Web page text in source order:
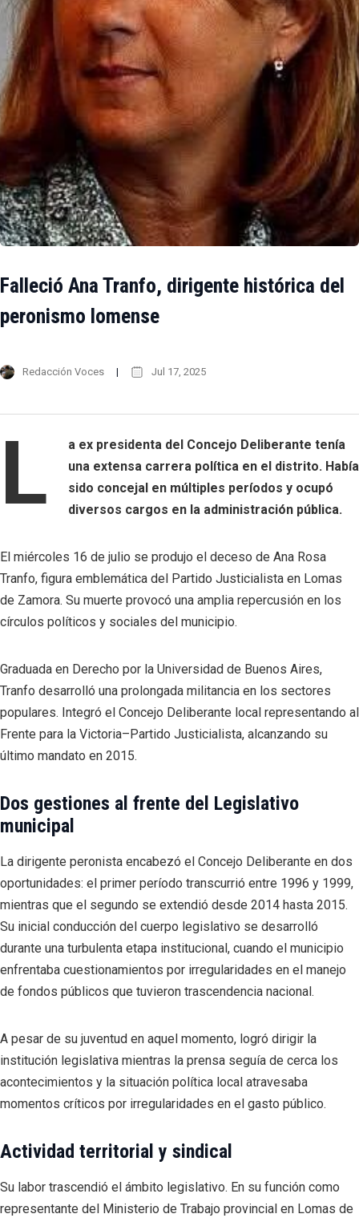
Falleció Ana Tranfo, dirigente histórica del
peronismo lomense
Redacción Voces Jul 17, 2025
L
a ex presidenta del Concejo Deliberante tenía
una extensa carrera política en el distrito. Había
sido concejal en múltiples períodos y ocupó
diversos cargos en la administración pública.
El miércoles 16 de julio se produjo el deceso de Ana Rosa
Tranfo, figura emblemática del Partido Justicialista en Lomas
de Zamora. Su muerte provocó una amplia repercusión en los
círculos políticos y sociales del municipio.
Graduada en Derecho por la Universidad de Buenos Aires,
Tranfo desarrolló una prolongada militancia en los sectores
populares. Integró el Concejo Deliberante local representando al
Frente para la Victoria–Partido Justicialista, alcanzando su
último mandato en 2015.
Dos gestiones al frente del Legislativo
municipal
La dirigente peronista encabezó el Concejo Deliberante en dos
oportunidades: el primer período transcurrió entre 1996 y 1999,
mientras que el segundo se extendió desde 2014 hasta 2015.
Su inicial conducción del cuerpo legislativo se desarrolló
durante una turbulenta etapa institucional, cuando el municipio
enfrentaba cuestionamientos por irregularidades en el manejo
de fondos públicos que tuvieron trascendencia nacional.
A pesar de su juventud en aquel momento, logró dirigir la
institución legislativa mientras la prensa seguía de cerca los
acontecimientos y la situación política local atravesaba
momentos críticos por irregularidades en el gasto público.
Actividad territorial y sindical
Su labor trascendió el ámbito legislativo. En su función como
representante del Ministerio de Trabajo provincial en Lomas de